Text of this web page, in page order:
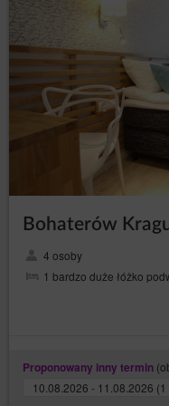
Pliki cookies
Gościa/
być również
Pliki cookies
reklamowe,
jaki Gość/
mogą
Gościa/
stronie.
Zalecamy
zasady
w
Pliki cookie
jaki Gość/
W zakresie
Użytkownika
Bohaterów
4 osoby
1 bardzo duże łóżko
Proponowany inny termin
10.08.2026 - 11.08.2026 (1